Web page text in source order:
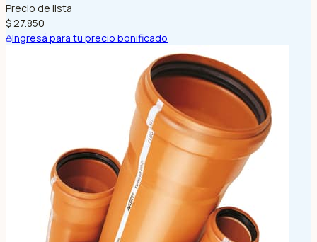
Precio de lista
$ 27.850
Ingresá para tu precio bonificado